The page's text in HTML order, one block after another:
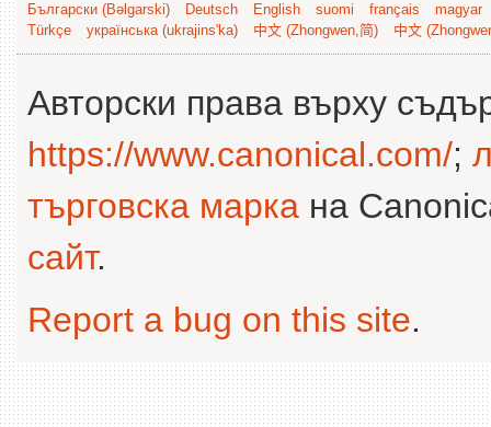
Български (Bəlgarski) Deutsch English suomi français
magyar
Türkçe
українська (ukrajins'ka) 中文 (Zhongwen,简) 中文
Авторски права върху
https://www.canonical.com/;
търговска марка на
сайт.
Report a bug on this site.